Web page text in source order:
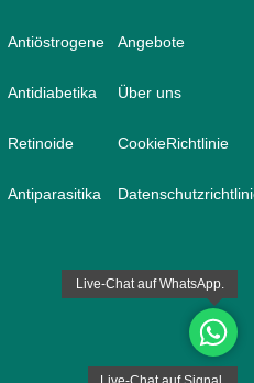
Antiöstrogene
Antidiabetika
Retinoide
Antiparasitika
Angebote
Über uns
CookieRichtlinie